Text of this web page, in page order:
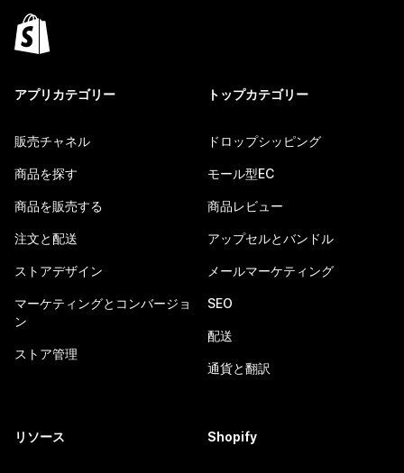
アプリカテゴリー
販売チャネル
商品を探す
商品を販売する
注文と配送
ストアデザイン
マーケティングとコンバージョ
ン
ストア管理
トップカテゴリー
ドロップシッピング
モール型EC
商品レビュー
アップセルとバンドル
メールマーケティング
SEO
配送
通貨と翻訳
リソース Shopify